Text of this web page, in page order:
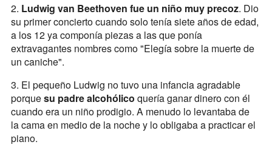
2. Ludwig van Beethoven​ fue un niño muy precoz. Dio
su primer concierto cuando solo tenía siete años de edad,
a los 12 ya componía piezas a las que ponía
extravagantes nombres como "Elegía sobre la muerte de
un caniche".
3. El pequeño Ludwig no tuvo una infancia agradable
porquesu padre alcohólico quería ganar dinero con él
cuando era un niño prodigio. A menudo lo levantaba de
la cama en medio de la noche y lo obligaba a practicar el
piano.